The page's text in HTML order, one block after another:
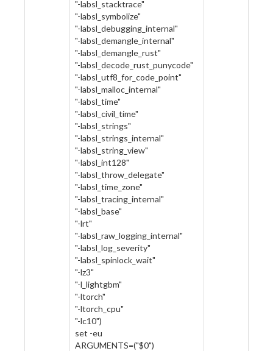
"-labsl_stacktrace"
"-labsl_symbolize"
"-labsl_debugging_internal"
"-labsl_demangle_internal"
"-labsl_demangle_rust"
"-labsl_decode_rust_punycode"
"-labsl_utf8_for_code_point"
"-labsl_malloc_internal"
"-labsl_time"
"-labsl_civil_time"
"-labsl_strings"
"-labsl_strings_internal"
"-labsl_string_view"
"-labsl_int128"
"-labsl_throw_delegate"
"-labsl_time_zone"
"-labsl_tracing_internal"
"-labsl_base"
"-lrt"
"-labsl_raw_logging_internal"
"-labsl_log_severity"
"-labsl_spinlock_wait"
"-lz3"
"-l_lightgbm"
"-ltorch"
"-ltorch_cpu"
"-lc10")
set -eu
ARGUMENTS=("$0")